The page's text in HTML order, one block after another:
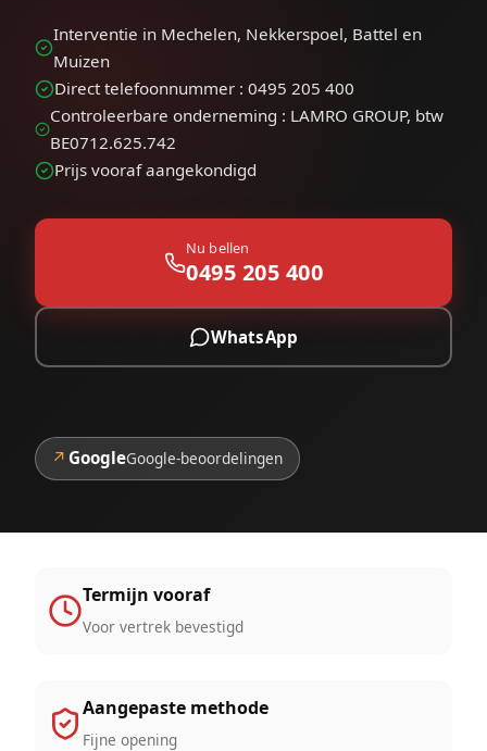
Interventie in Mechelen, Nekkerspoel, Battel en
Muizen
Direct telefoonnummer : 0495 205 400
Controleerbare onderneming : LAMRO GROUP, btw
BE0712.625.742
Prijs vooraf aangekondigd
Nu bellen
0495 205 400
WhatsApp
↗ GoogleGoogle-beoordelingen
Termijn vooraf
Voor vertrek bevestigd
Aangepaste methode
Fijne opening